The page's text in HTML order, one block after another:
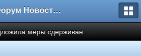
Форум Новостройки
меры сдерживан...